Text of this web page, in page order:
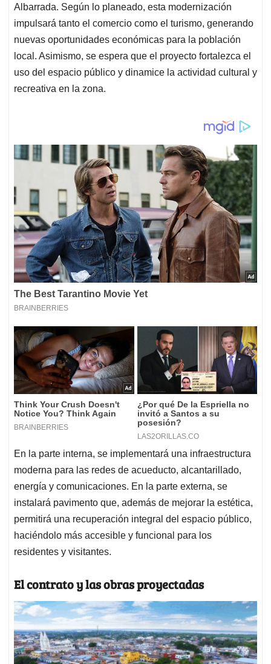
Albarrada. Según lo planeado, esta modernización
impulsará tanto el comercio como el turismo, generando
nuevas oportunidades económicas para la población
local. Asimismo, se espera que el proyecto fortalezca el
uso del espacio público y dinamice la actividad cultural y
recreativa en la zona.
En la parte interna, se implementará una infraestructura
moderna para las redes de acueducto, alcantarillado,
energía y comunicaciones. En la parte externa, se
instalará pavimento que, además de mejorar la estética,
permitirá una recuperación integral del espacio público,
haciéndolo más accesible y funcional para los
residentes y visitantes.
El contrato y las obras proyectadas